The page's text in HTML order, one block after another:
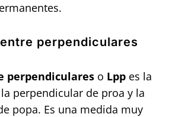
perpendiculares
perpendiculareso Lppes la
perpendicular de proa y la
popa. Es una medida muy